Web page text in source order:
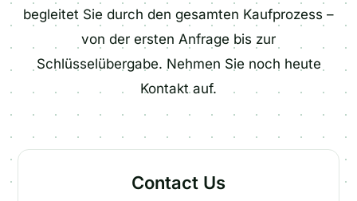
begleitet Sie durch den gesamten Kaufprozess –
von der ersten Anfrage bis zur
Schlüsselübergabe. Nehmen Sie noch heute
Kontakt auf.
Contact Us